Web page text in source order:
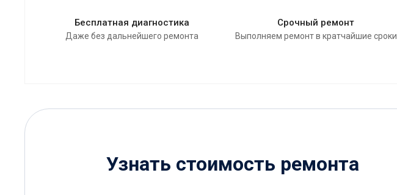
Бесплатная диагностика
Даже без дальнейшего ремонта
Срочный ремонт
Выполняем ремонт в кратчайшие сроки
Узнать стоимость ремонта